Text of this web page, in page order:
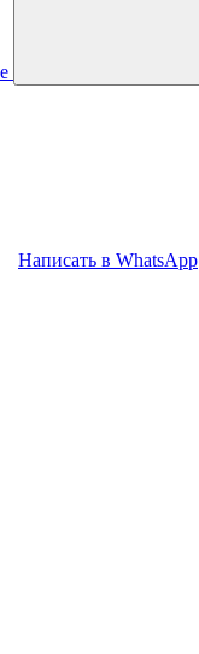
Написать в WhatsApp